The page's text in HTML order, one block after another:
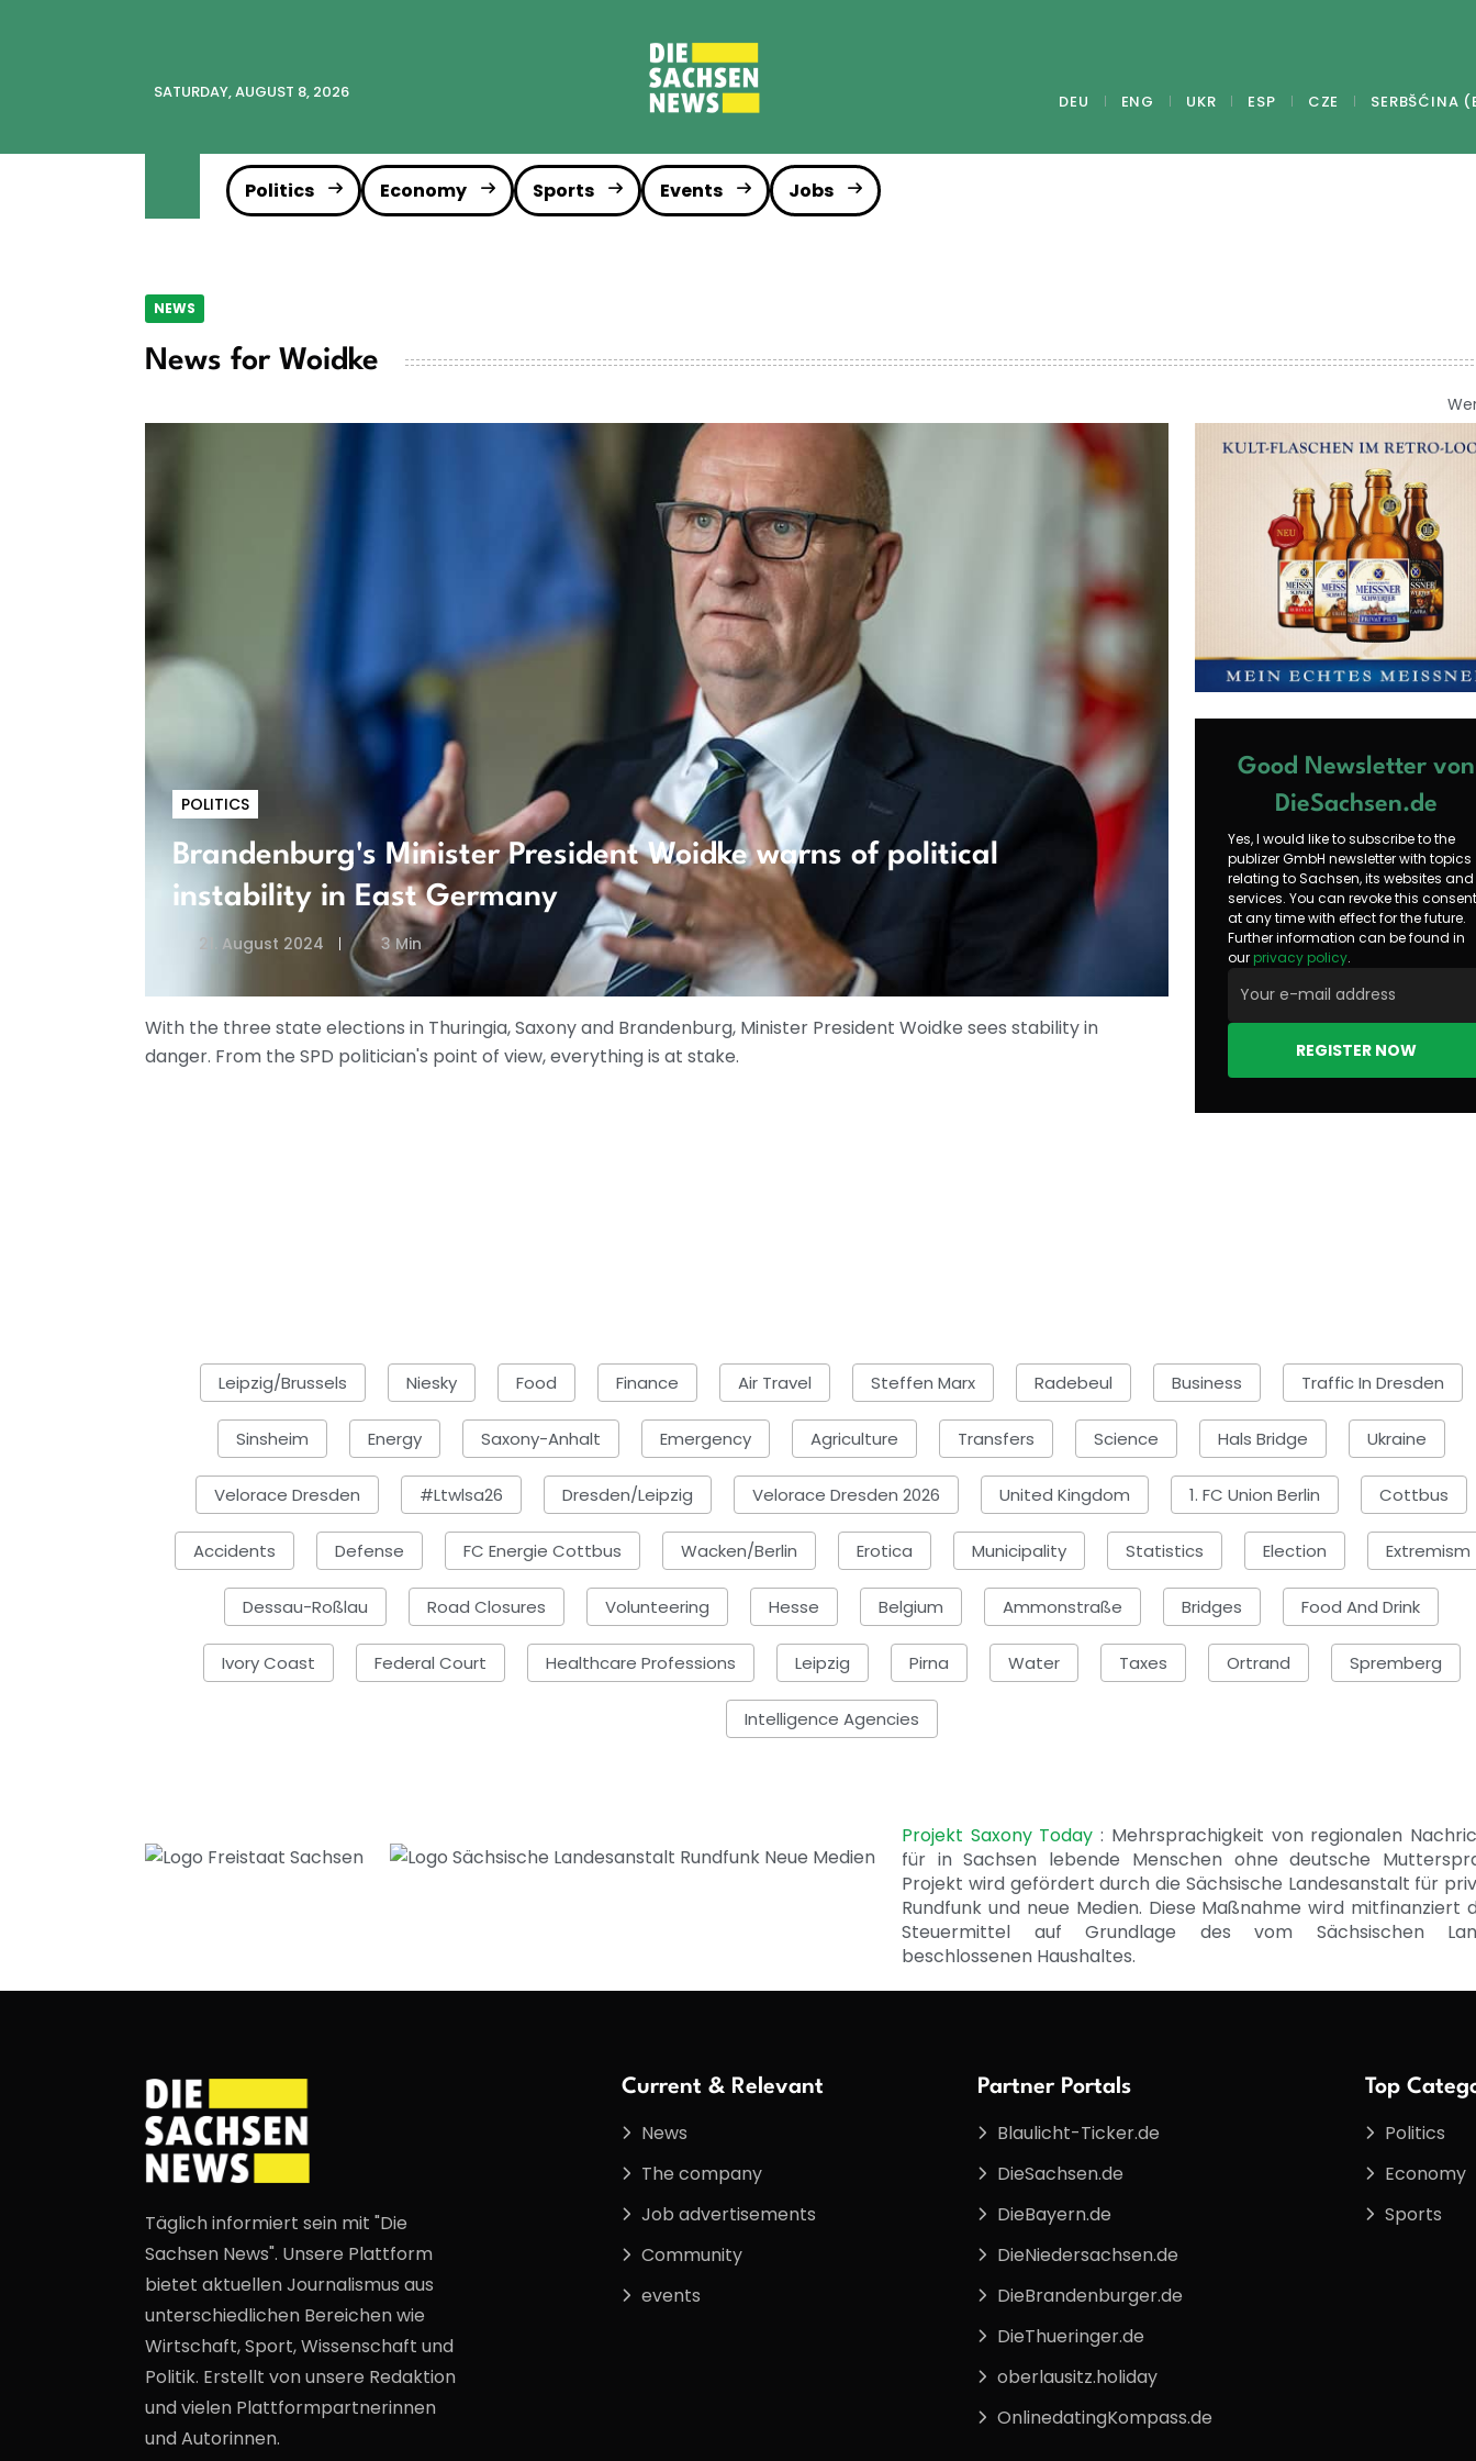
SATURDAY, AUGUST 8, 2026 DEU ENG UKR ESP CZE SERBŠĆINA
Politics Economy Sports Events Jobs
NEWS
News for Woidke
POLITICS
Brandenburg's Minister President Woidke warns of political
instability in East Germany
21. August 2024 3 Min
With the three state elections in Thuringia, Saxony and Brandenburg, Minister President Woidke sees stability in
danger. From the SPD politician's point of view, everything is at stake.
Good Newsletter von
DieSachsen.de
Yes, I would like to subscribe to the
publizer GmbH newsletter with topics
relating to Sachsen, its websites and
services. You can revoke this consent
at any time with effect for the future.
Further information can be found in
our privacy policy.
REGISTER NOW
Leipzig/Brussels Niesky Food Finance Air Travel Steffen Marx Radebeul Business Traffic In Dresden
Sinsheim Energy Saxony-Anhalt Emergency Agriculture Transfers Science Hals Bridge Ukraine
Velorace Dresden #ltwlsa26 Dresden/Leipzig Velorace Dresden 2026 United Kingdom 1. FC Union Berlin Cottbus
Accidents Defense FC Energie Cottbus Wacken/Berlin Erotica Municipality Statistics Election Extremism
Dessau-Roßlau Road Closures Volunteering Hesse Belgium Ammonstraße Bridges Food And Drink
Ivory Coast Federal Court Healthcare Professions Leipzig Pirna Water Taxes Ortrand Spremberg
Intelligence Agencies
Projekt Saxony Today: Mehrsprachigkeit von regionalen
für in Sachsen lebende Menschen ohne deutsche
Projekt wird gefördert durch die Sächsische Landesanstalt für
Rundfunk und neue Medien. Diese Maßnahme wird mitfinanziert
Steuermittel auf Grundlage des vom Sächsischen
beschlossenen Haushaltes.
Täglich informiert sein mit "Die
Sachsen News". Unsere Plattform
bietet aktuellen Journalismus aus
unterschiedlichen Bereichen wie
Wirtschaft, Sport, Wissenschaft und
Politik. Erstellt von unsere Redaktion
und vielen Plattformpartnerinnen
und Autorinnen.
Current & Relevant
News
The company
Job advertisements
Community
events
Partner Portals
Blaulicht-Ticker.de
DieSachsen.de
DieBayern.de
DieNiedersachsen.de
DieBrandenburger.de
DieThueringer.de
oberlausitz.holiday
OnlinedatingKompass.de
Top
Politics
Economy
Sports